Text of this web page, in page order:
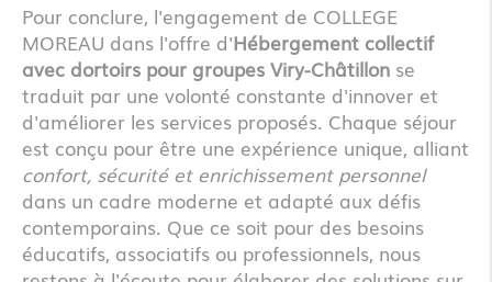
Pour conclure, l'engagement de COLLEGE
MOREAU dans l'offre d'Hébergement collectif
avec dortoirs pour groupes Viry-Châtillon se
traduit par une volonté constante d'innover et
d'améliorer les services proposés. Chaque séjour
est conçu pour être une expérience unique, alliant
confort, sécurité et enrichissement personnel
dans un cadre moderne et adapté aux défis
contemporains. Que ce soit pour des besoins
éducatifs, associatifs ou professionnels, nous